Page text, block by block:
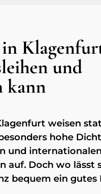
und
kann
weisen
hohe
und internationalen
auf. Doch wo lässt
bequem ein gutes